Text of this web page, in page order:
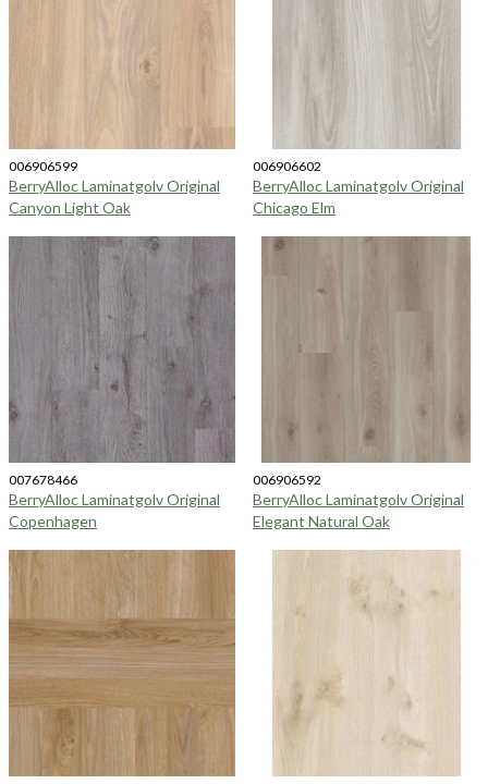
006906599
BerryAlloc Laminatgolv Original
Canyon Light Oak
006906602
BerryAlloc Laminatgolv Original
Chicago Elm
007678466
BerryAlloc Laminatgolv Original
Copenhagen
006906592
BerryAlloc Laminatgolv Original
Elegant Natural Oak